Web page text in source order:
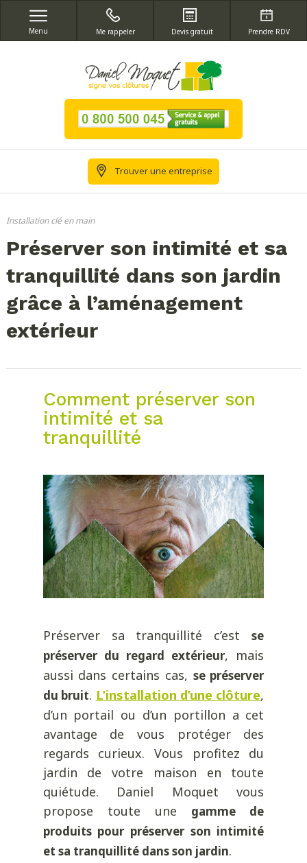
Menu Me rappeler Devis gratuit Prendre RDV
Trouver une entreprise
Installation clé en main
Préserver son intimité et sa
tranquillité dans son jardin
grâce à l’aménagement
extérieur
Comment préserver son
intimité et sa
tranquillité
Préserver sa tranquillité c’estse
préserver du regard extérieur, mais
aussi dans certains cas, se préserver
du bruit. L’installation d’une clôture,
d’un portail ou d’un portillon a cet
avantage de vous protéger des
regards curieux. Vous profitez du
jardin de votre maison en toute
quiétude. Daniel Moquet vous
propose toute une gamme de
produits pour préserver son intimité
et sa tranquillité dans son jardin.